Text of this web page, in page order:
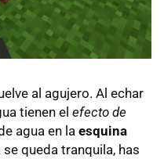
al agujero. Al echar
tienen el efecto de
agua en la esquina
queda tranquila, has